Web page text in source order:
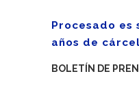
Procesado es
años de
BOLETÍN DE